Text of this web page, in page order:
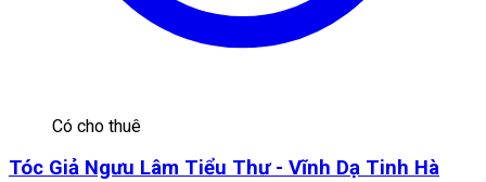
Có cho thuê
Tóc Giả Ngưu Lâm Tiểu Thư - Vĩnh Dạ Tinh Hà